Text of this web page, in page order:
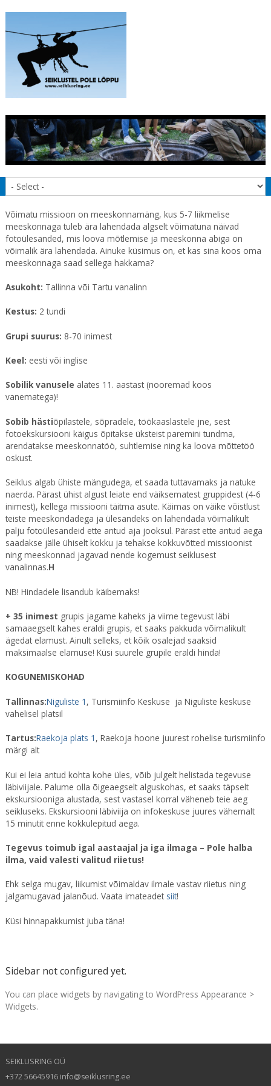
Võimatu missioon on meeskonnamäng, kus 5-7 liikmelise
meeskonnaga tuleb ära lahendada algselt võimatuna näivad
fotoülesanded, mis loova mõtlemise ja meeskonna abiga on
võimalik ära lahendada. Ainuke küsimus on, et kas sina koos oma
meeskonnaga saad sellega hakkama?
Asukoht: Tallinna või Tartu vanalinn
Kestus: 2 tundi
Grupi suurus: 8-70 inimest
Keel: eesti või inglise
Sobilik vanusele alates 11. aastast (nooremad koos
vanematega)!
Sobib hästiõpilastele, sõpradele, töökaaslastele jne, sest
fotoekskursiooni käigus õpitakse üksteist paremini tundma,
arendatakse meeskonnatöö, suhtlemise ning ka loova mõttetöö
oskust.
Seiklus algab ühiste mängudega, et saada tuttavamaks ja natuke
naerda. Pärast ühist algust leiate end väiksematest gruppidest (4-6
inimest), kellega missiooni täitma asute. Käimas on väike võistlust
teiste meeskondadega ja ülesandeks on lahendada võimalikult
palju fotoülesandeid ette antud aja jooksul. Pärast ette antud aega
saadakse jälle ühiselt kokku ja tehakse kokkuvõtted missioonist
ning meeskonnad jagavad nende kogemust seiklusest
vanalinnas.H
NB! Hindadele lisandub käibemaks!
+ 35 inimest grupis jagame kaheks ja viime tegevust läbi
samaaegselt kahes eraldi grupis, et saaks pakkuda võimalikult
ägedat elamust. Ainult selleks, et kõik osalejad saaksid
maksimaalse elamuse! Küsi suurele grupile eraldi hinda!
KOGUNEMISKOHAD
Tallinnas:Niguliste 1 , Turismiinfo Keskuse ja Niguliste keskuse
vahelisel platsil
Tartus:Raekoja plats 1 , Raekoja hoone juurest rohelise turismiinfo
märgi alt
Kui ei leia antud kohta kohe üles, võib julgelt helistada tegevuse
läbiviijale. Palume olla õigeaegselt alguskohas, et saaks täpselt
ekskursiooniga alustada, sest vastasel korral väheneb teie aeg
seikluseks. Ekskursiooni läbiviija on infokeskuse juures vähemalt
15 minutit enne kokkulepitud aega.
Tegevus toimub igal aastaajal ja iga ilmaga – Pole halba
ilma, vaid valesti valitud riietus!
Ehk selga mugav, liikumist võimaldav ilmale vastav riietus ning
jalgamugavad jalanõud. Vaata imateadet siit!
Küsi hinnapakkumist juba täna!
Sidebar not configured yet.
You can place widgets by navigating to WordPress Appearance >
Widgets.
SEIKLUSRING OÜ
+372 56645916 info@seiklusring.ee